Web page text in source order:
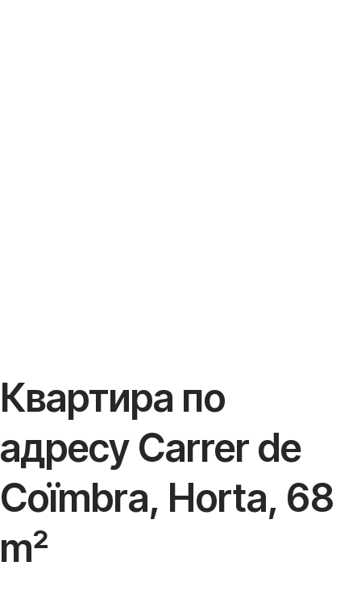
Квартира по
адресу Carrer de
Coïmbra, Horta, 68
m²